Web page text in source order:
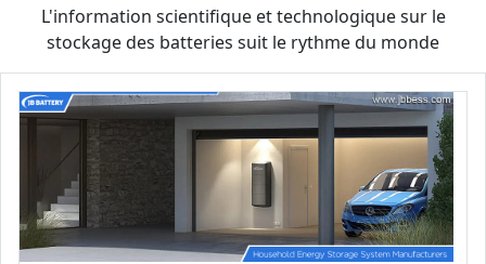
L'information scientifique et technologique sur le
stockage des batteries suit le rythme du monde